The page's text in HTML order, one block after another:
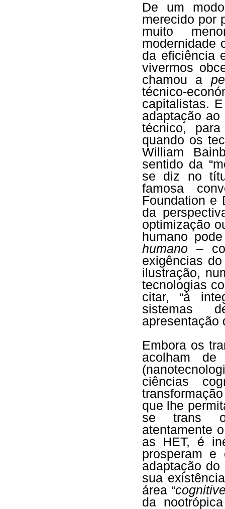
De um
merecido por
muito
modernidade
da eficiência
vivermos
chamou a
técnico-
capitalistas.
adaptação
técnico,
quando os
William
sentido da
se diz no
famosa
Foundation e
da
optimização
humano
humano –
exigências
ilustração,
tecnologias
citar, “à
sistemas
apresentação
Embora os
acolham
ciências
que lhe
se trans
atentamente
as HET, é
prosperam
adaptação
sua
área “
da